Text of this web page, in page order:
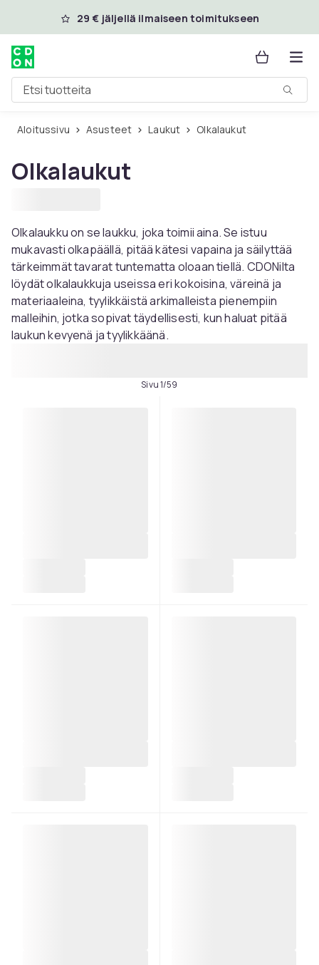
Ohita ja siirry pääsisältöön
29 € jäljellä ilmaiseen toimitukseen
Etsi tuotteita
Aloitussivu Asusteet Laukut Olkalaukut
Olkalaukut
Olkalaukku on se laukku, joka toimii aina. Se istuu
mukavasti olkapäällä, pitää kätesi vapaina ja säilyttää
tärkeimmät tavarat tuntematta oloaan tiellä. CDONilta
löydät olkalaukkuja useissa eri kokoisina, väreinä ja
materiaaleina, tyylikkäistä arkimalleista pienempiin
malleihin, jotka sopivat täydellisesti, kun haluat pitää
laukun kevyenä ja tyylikkäänä.
Sivu 1/59